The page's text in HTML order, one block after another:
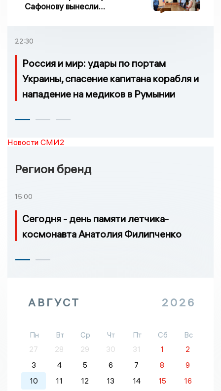
Сафонову вынесли
22:30
Россия и мир: удары по портам
Украины, спасение капитана корабля и
нападение на медиков в Румынии
Новости СМИ2
Регион бренд
15:00
Сегодня - день памяти летчика-
космонавта Анатолия Филипченко
АВГУСТ 2026
Пн Вт Ср Чт Пт Сб
Вс
27
28 29 30 31 1
2
3
4 5 6 7 8
9
10
11 12 13 14 15
16